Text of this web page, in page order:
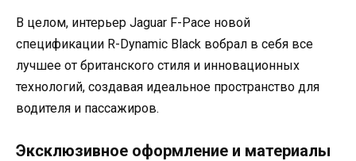
В целом, интерьер Jaguar F-Pace новой
спецификации R-Dynamic Black вобрал в себя все
лучшее от британского стиля и инновационных
технологий, создавая идеальное пространство для
водителя и пассажиров.
Эксклюзивное оформление и материалы